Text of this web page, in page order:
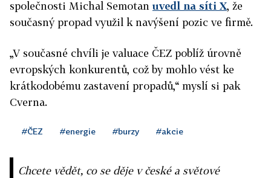
společnosti Michal Semotanuvedl na síti X, že
současný propad využil k navýšení pozic ve firmě.
„V současné chvíli je valuace ČEZ poblíž úrovně
evropských konkurentů, což by mohlo vést ke
krátkodobému zastavení propadů,“ myslí si pak
Cverna.
#ČEZ #energie #burzy #akcie
Chcete vědět, co se děje v české a světové